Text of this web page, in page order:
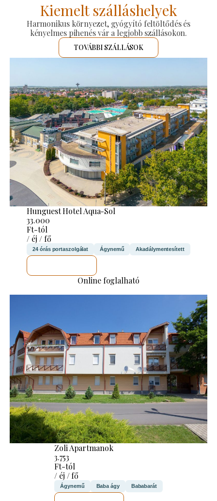
Kiemelt szálláshelyek
Harmonikus környezet, gyógyító feltöltődés és
kényelmes pihenés vár a legjobb szállásokon.
TOVÁBBI SZÁLLÁSOK
Hunguest Hotel Aqua-Sol
33.000
Ft-tól
/ éj / fő
24 órás portaszolgálat Ágynemű Akadálymentesített
Online foglalható
Zoli Apartmanok
3.753
Ft-tól
/ éj / fő
Ágynemű Baba ágy Bababarát